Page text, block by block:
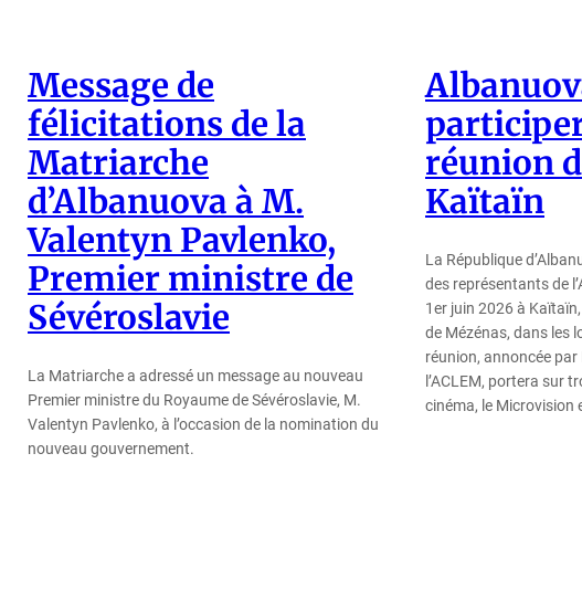
Message de
félicitations de la
Matriarche
d’Albanuova à M.
Valentyn Pavlenko,
Premier ministre de
Sévéroslavie
La Matriarche a adressé un message au nouveau
Premier ministre du Royaume de Sévéroslavie, M.
Valentyn Pavlenko, à l’occasion de la nomination du
nouveau gouvernement.
réunion
Kaïtaïn
La République
des représentants de
1er juin 2026 à
de Mézénas, dans les
réunion, annoncée
l’ACLEM, portera sur
cinéma, le Microvision